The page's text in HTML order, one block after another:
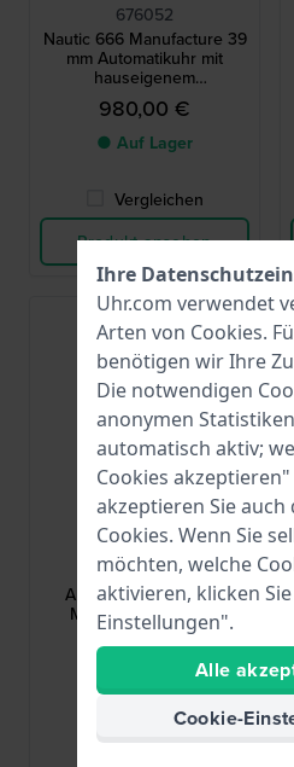
676052
Nautic 666 Manufacture 39
mm Automatikuhr mit
hauseigenem
Spezialuhrwerk R26
980,00 €
● Auf Lager
Vergleichen
Produkt ansehen
LIP
676012
Annapurna Automatic
Manufacture 39 mm
Automatikuhr mit
hauseigenem
Spezialuhrwerk R26
● Auf Lager
Ihre
Uhr.com verwendet
Arten von Cookies.
benötigen wir Ihre
Die notwendigen
anonymen
automatisch aktiv;
Cookies
akzeptieren Sie
Cookies. Wenn Sie
möchten, welche
aktivieren, klicken
Einstellungen".
Alle
Cookie-